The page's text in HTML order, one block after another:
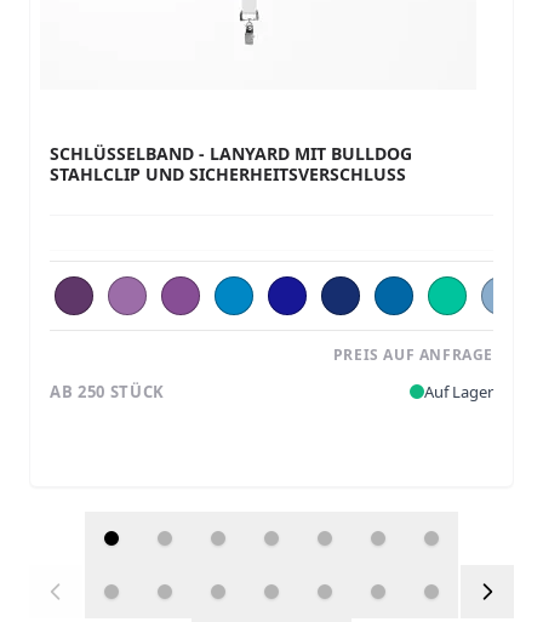
SCHLÜSSELBAND - LANYARD MIT BULLDOG
STAHLCLIP UND SICHERHEITSVERSCHLUSS
PREIS AUF ANFRAGE
AB 250 STÜCK Auf Lager